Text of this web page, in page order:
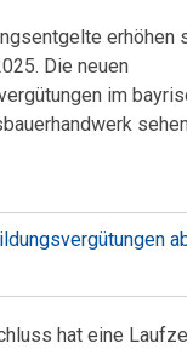
erhöhen
Die neuen
im
hat eine